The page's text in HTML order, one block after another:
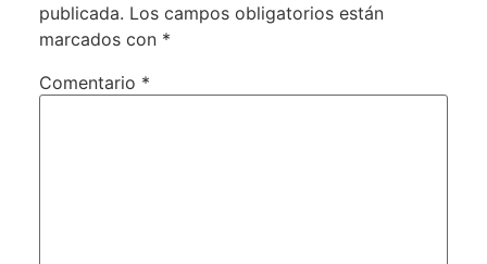
publicada. Los campos obligatorios están
marcados con *
Comentario *